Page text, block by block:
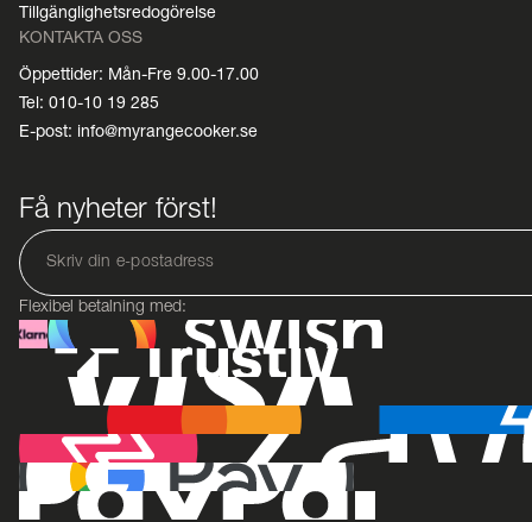
Tillgänglighetsredogörelse
KONTAKTA OSS
Öppettider: Mån-Fre 9.00-17.00
Tel: 010-10 19 285
E-post: info@myrangecooker.se
Få nyheter först!
Flexibel betalning med: